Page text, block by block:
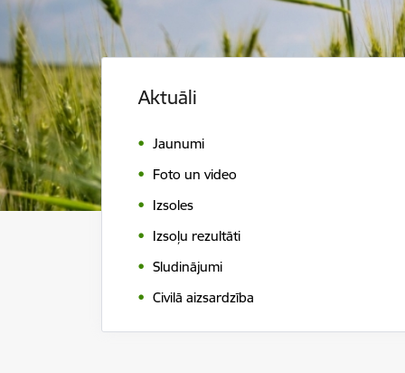
Aktuāli
Jaunumi
Foto un video
Izsoles
Izsoļu rezultāti
Sludinājumi
Civilā aizsardzība